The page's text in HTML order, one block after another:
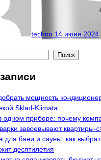
techno 14 июня 2024
Поиск
мощность
Sklad-Klimata
одном приборе: почему
завоевывают квартиры-
для бани и сауны: как
десятилетия